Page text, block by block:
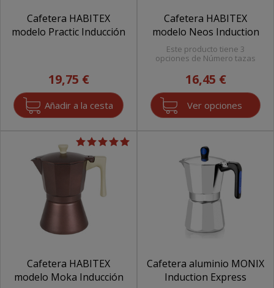
Cafetera HABITEX
modelo Practic Inducción
19,75 €
Cafetera HABITEX
modelo Neos Induction
Este producto tiene 3
opciones de Número tazas
16,45 €
Ver opciones
Cafetera HABITEX
modelo Moka Inducción
Cafetera aluminio MONIX
Induction Express